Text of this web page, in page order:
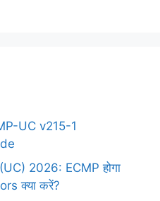
UC v215-1
2026: ECMP होगा
क्या करें?